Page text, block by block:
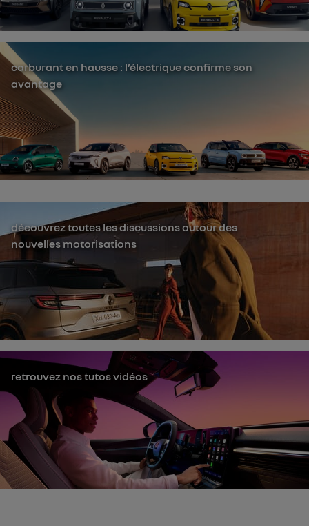
carburant en hausse : l’électrique confirme son
avantage
découvrez toutes les discussions autour des
nouvelles motorisations
retrouvez nos tutos vidéos